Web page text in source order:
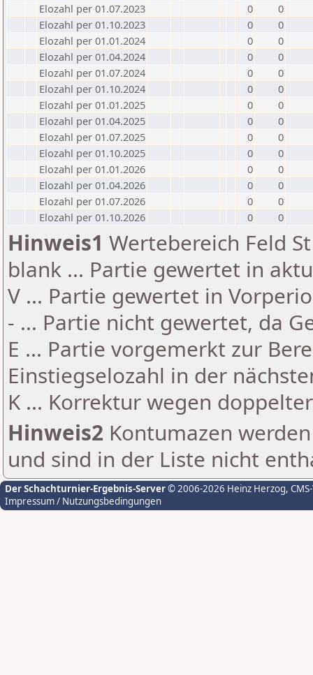
Elozahl per 01.07.2023
0
0
Elozahl per 01.10.2023
0
0
Elozahl per 01.01.2024
0
0
Elozahl per 01.04.2024
0
0
Elozahl per 01.07.2024
0
0
Elozahl per 01.10.2024
0
0
Elozahl per 01.01.2025
0
0
Elozahl per 01.04.2025
0
0
Elozahl per 01.07.2025
0
0
Elozahl per 01.10.2025
0
0
Elozahl per 01.01.2026
0
0
Elozahl per 01.04.2026
0
0
Elozahl per 01.07.2026
0
0
Elozahl per 01.10.2026
0 0
Hinweis1 Wertebereich Feld
blank ... Partie gewertet in
V ... Partie gewertet in
- ... Partie nicht gewertet, da
E ... Partie vorgemerkt zur
Einstiegselozahl in der
K ... Korrektur wegen
Hinweis2 Kontumazen
und sind in der Liste nicht
Der Schachturnier-Ergebnis-Server© 2006-2026 Heinz Herzog,
Impressum / Nutzungsbedingungen